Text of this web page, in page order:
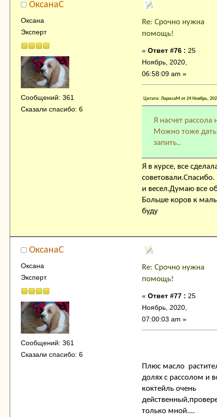
ОксанаC
Оксана
Эксперт
Сообщений: 361
Сказали спасибо: 6
Re: Срочно нужна
помощь!
« Ответ #76 : 25
Ноябрь, 2020,
06:58:09 am »
Цитата: ЛарисаМ от 24 Ноябрь,
Я насчет рассола
Можно тоже
запить..
Я в курсе, все
и весел.Думаю все
Больше коров к
буду
ОксанаC
Оксана
Эксперт
Сообщений: 361
Сказали спасибо: 6
Re: Срочно нужна
помощь!
« Ответ #77 : 25
Ноябрь, 2020,
07:00:03 am »
Плюс масло
долях с рассолом и
коктейль очень
только мной....